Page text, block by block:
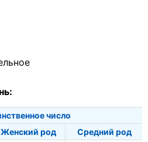
число
Женский род
Средний род